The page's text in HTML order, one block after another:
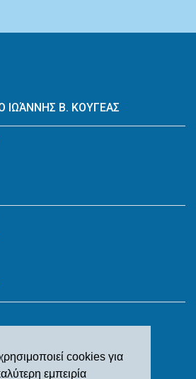
cookies για
εμπειρία
ΙΩΆΝΝΗΣ Β. ΚΟΥΓΕΑΣ